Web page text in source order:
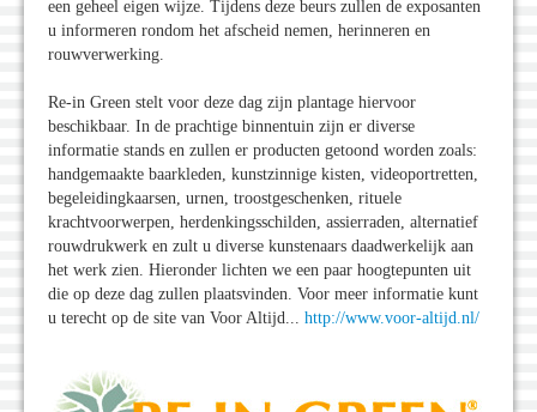
een geheel eigen wijze. Tijdens deze beurs zullen de exposanten
u informeren rondom het afscheid nemen, herinneren en
rouwverwerking.
Re-in Green stelt voor deze dag zijn plantage hiervoor
beschikbaar. In de prachtige binnentuin zijn er diverse
informatie stands en zullen er producten getoond worden zoals:
handgemaakte baarkleden, kunstzinnige kisten, videoportretten,
begeleidingkaarsen, urnen, troostgeschenken, rituele
krachtvoorwerpen, herdenkingsschilden, assierraden, alternatief
rouwdrukwerk en zult u diverse kunstenaars daadwerkelijk aan
het werk zien. Hieronder lichten we een paar hoogtepunten uit
die op deze dag zullen plaatsvinden. Voor meer informatie kunt
u terecht op de site van Voor Altijd... http://www.voor-altijd.nl/